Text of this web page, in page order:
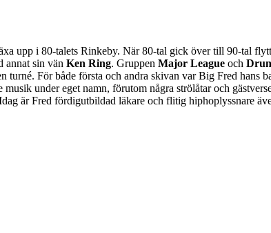
upp i 80-talets Rinkeby. När 80-tal gick över till 90-tal
annat sin vän Ken Ring. Gruppen Major League och
För både första och andra skivan var Big Fred hans
under eget namn, förutom några strölåtar och
är Fred fördigutbildad läkare och flitig hiphoplyssnare